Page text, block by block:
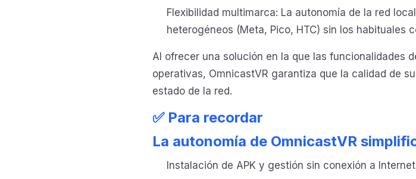
Flexibilidad multimarca: La autonomía de la red
heterogéneos (Meta, Pico, HTC) sin los habituales
Al ofrecer una solución en la que las funcionalidades
operativas, OmnicastVR garantiza que la calidad de
estado de la red.
✅ Para recordar
La autonomía de OmnicastVR
Instalación de APK y gestión sin conexión a